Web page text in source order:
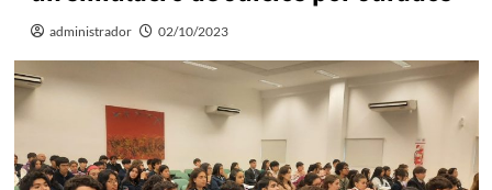
administrador 02/10/2023